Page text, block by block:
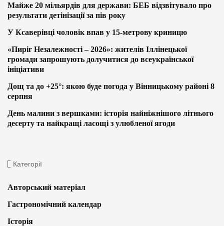
Майже 20 мільярдів для держави: БЕБ відзвітувало про
результати детінізації за пів року
У Ксаверівці чоловік впав у 15-метрову криницю
«Пиріг Незалежності – 2026»: жителів Іллінецької
громади запрошують долучитися до всеукраїнської
ініціативи
Дощ та до +25°: якою буде погода у Вінницькому районі 8
серпня
День малини з вершками: історія найніжнішого літнього
десерту та найкращі ласощі з улюбленої ягоди
Категорії
Авторський матеріал
Гастрономічний календар
Історія